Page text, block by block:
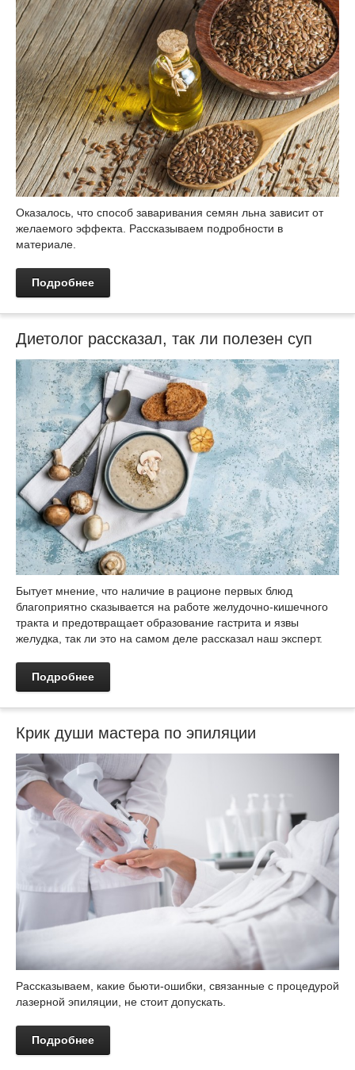
Оказалось, что способ заваривания семян льна зависит от
желаемого эффекта. Рассказываем подробности в
материале.
Подробнее
Диетолог рассказал, так ли полезен суп
Бытует мнение, что наличие в рационе первых блюд
благоприятно сказывается на работе желудочно-кишечного
тракта и предотвращает образование гастрита и язвы
желудка, так ли это на самом деле рассказал наш эксперт.
Подробнее
Крик души мастера по эпиляции
Рассказываем, какие бьюти-ошибки, связанные с процедурой
лазерной эпиляции, не стоит допускать.
Подробнее